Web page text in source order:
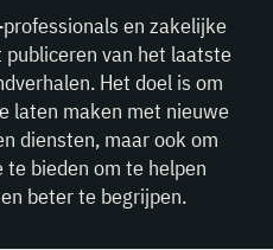
en zakelijke
van het laatste
Het doel is om
laten maken met nieuwe
diensten, maar ook om
bieden om te helpen
beter te begrijpen.